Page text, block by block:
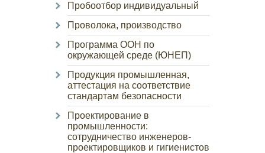
Пробоотбор индивидуальный
Проволока, производство
Программа ООН по
окружающей среде (ЮНЕП)
Продукция промышленная,
аттестация на соответствие
стандартам безопасности
Проектирование в
промышленности:
сотрудничество инженеров-
проектировщиков и гигиенистов